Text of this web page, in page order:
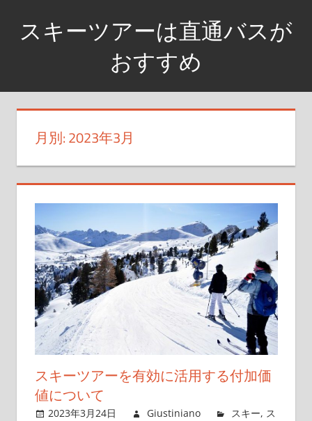
ツ
スキーツアーは直通バスが
おすすめ
乗
り
月別: 2023年3月
スキーツアーを有効に活用する付加価
値について
2023年3月24日 Giustiniano スキー, ス